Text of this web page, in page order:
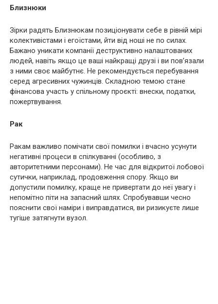
Близнюки
Зірки радять Близнюкам позиціонувати себе в рівній мірі
колективістами і егоїстами, йти від ноші не по силах.
Бажано уникати компанії деструктивно налаштованих
людей, навіть якщо це ваші найкращі друзі і ви пов’язали
з ними своє майбутнє. Не рекомендується перебування
серед агресивних чужинців. Складною темою стане
фінансова участь у спільному проєкті: внески, податки,
пожертвування.
Рак
Ракам важливо помічати свої помилки і вчасно усунути
негативні процеси в спілкуванні (особливо, з
авторитетними персонами). Не час для відкритої лобової
сутички, наприклад, продовження спору. Якщо ви
допустили помилку, краще не привертати до неї увагу і
непомітно піти на запасний шлях. Спробувавши чесно
пояснити свої наміри і виправдатися, ви ризикуєте лише
тугіше затягнути вузол.